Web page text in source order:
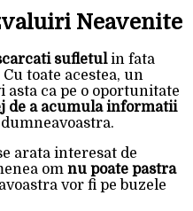
Neavenite
sufletulin fata
toate acestea, un
ca pe o oportunitate
de a acumula informatii
arata interesat de
om nu poate pastra
vor fi pe buzele